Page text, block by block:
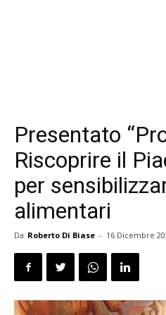
Presentato
Riscoprire il
per
alimentari
Da Roberto Di Biase - 16 Dicembre